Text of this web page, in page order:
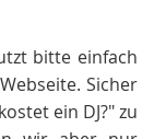
bitte einfach
Sicher
ein DJ?" zu